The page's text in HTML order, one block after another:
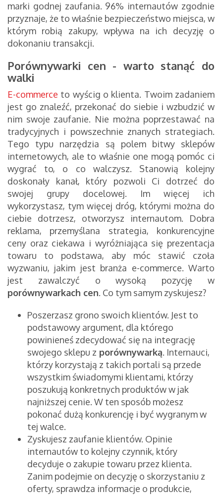
marki godnej zaufania. 96% internautów zgodnie
przyznaje, że to właśnie bezpieczeństwo miejsca, w
którym robią zakupy, wpływa na ich decyzję o
dokonaniu transakcji.
Porównywarki cen - warto stanąć do
walki
E-commerce to wyścig o klienta. Twoim zadaniem
jest go znaleźć, przekonać do siebie i wzbudzić w
nim swoje zaufanie. Nie można poprzestawać na
tradycyjnych i powszechnie znanych strategiach.
Tego typu narzędzia są polem bitwy sklepów
internetowych, ale to właśnie one mogą pomóc ci
wygrać to, o co walczysz. Stanowią kolejny
doskonały kanał, który pozwoli Ci dotrzeć do
swojej grupy docelowej. Im więcej ich
wykorzystasz, tym więcej dróg, którymi można do
ciebie dotrzesz, otworzysz internautom. Dobra
reklama, przemyślana strategia, konkurencyjne
ceny oraz ciekawa i wyróżniająca się prezentacja
towaru to podstawa, aby móc stawić czoła
wyzwaniu, jakim jest branża e-commerce. Warto
jest zawalczyć o wysoką pozycję w
porównywarkach cen. Co tym samym zyskujesz?
Poszerzasz grono swoich klientów. Jest to
podstawowy argument, dla którego
powinieneś zdecydować się na integrację
swojego sklepu z porównywarką. Internauci,
którzy korzystają z takich portali są przede
wszystkim świadomymi klientami, którzy
poszukują konkretnych produktów w jak
najniższej cenie. W ten sposób możesz
pokonać dużą konkurencję i być wygranym w
tej walce.
Zyskujesz zaufanie klientów. Opinie
internautów to kolejny czynnik, który
decyduje o zakupie towaru przez klienta.
Zanim podejmie on decyzję o skorzystaniu z
oferty, sprawdza informacje o produkcie,